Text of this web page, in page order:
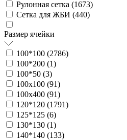
Рулонная сетка (1673)
Сетка для ЖБИ (440)
Размер ячейки
100*100 (2786)
100*200 (1)
100*50 (3)
100х100 (91)
100х400 (91)
120*120 (1791)
125*125 (6)
130*130 (1)
140*140 (133)